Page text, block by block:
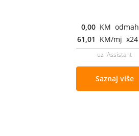
0,00 KM odmah
61,01 KM/mj x24
uz Assistant
Saznaj više